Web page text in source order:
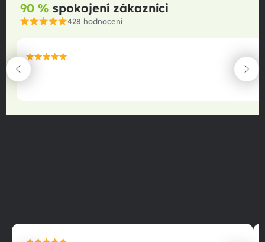
90 % spokojení zákazníci
428 hodnocení
maximální spokojenost
22.06.2025